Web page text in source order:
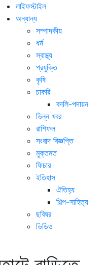
লাইফস্টাইল
অন্যান্য
সম্পাদকীয়
ধর্ম
স্বাস্থ্য
প্রযুক্তি
কৃষি
চাকরি
বদলি-পদায়ন
ভিন্ন খবর
রাশিফল
সংবাদ বিজ্ঞপ্তি
মুক্তমত
ফিচার
ইতিহাস
ঐতিহ্য
শিল্প-সাহিত্য
ছবিঘর
ভিডিও